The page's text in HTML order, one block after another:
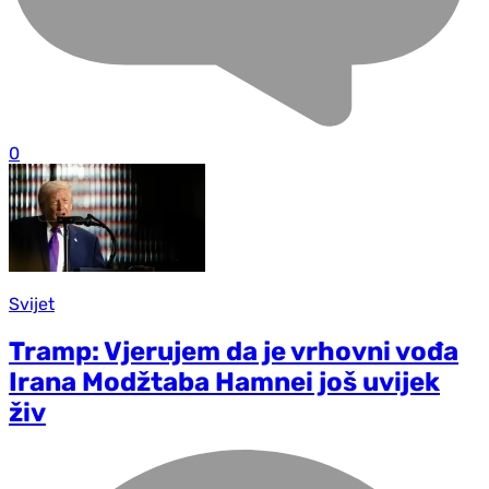
0
Svijet
Tramp: Vjerujem da je vrhovni vođa
Irana Modžtaba Hamnei još uvijek
živ